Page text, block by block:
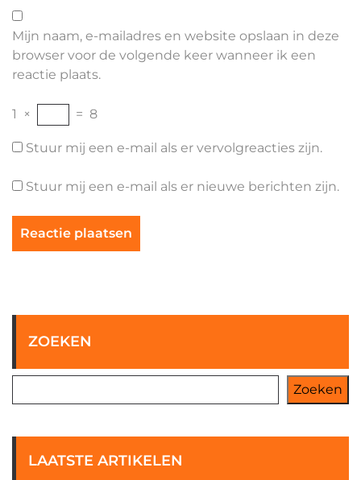
Mijn naam, e-mailadres en website opslaan in deze
browser voor de volgende keer wanneer ik een
reactie plaats.
1 × = 8
Stuur mij een e-mail als er vervolgreacties zijn.
Stuur mij een e-mail als er nieuwe berichten zijn.
ZOEKEN
Zoeken
LAATSTE ARTIKELEN